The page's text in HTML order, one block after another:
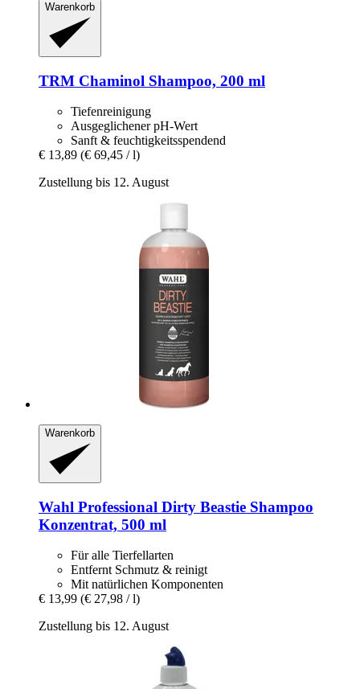
Warenkorb
TRM Chaminol Shampoo, 200 ml
Tiefenreinigung
Ausgeglichener pH-Wert
Sanft & feuchtigkeitsspendend
€ 13,89 (€ 69,45 / l)
Zustellung bis 12. August
Warenkorb
Wahl Professional Dirty Beastie Shampoo
Konzentrat, 500 ml
Für alle Tierfellarten
Entfernt Schmutz & reinigt
Mit natürlichen Komponenten
€ 13,99 (€ 27,98 / l)
Zustellung bis 12. August